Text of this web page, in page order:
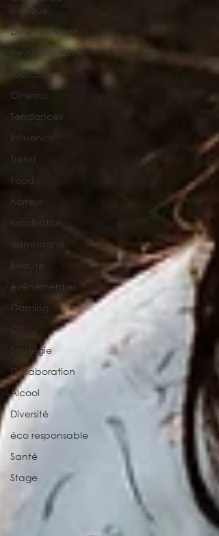
marque
Divertissement
Revue créative
YouTube
Cinéma
Tendances
Influence
Trend
Food
horreur
localisation
campagne
Beauté
événementiel
Gaming
DIY
Stratégie
Collaboration
Alcool
Diversité
éco responsable
Santé
Stage